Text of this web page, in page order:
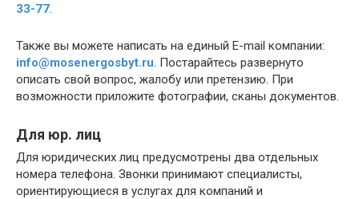
33-77.
Также вы можете написать на единый E-mail компании:
info@mosenergosbyt.ru. Постарайтесь развернуто
описать свой вопрос, жалобу или претензию. При
возможности приложите фотографии, сканы документов.
Для юр. лиц
Для юридических лиц предусмотрены два отдельных
номера телефона. Звонки принимают специалисты,
ориентирующиеся в услугах для компаний и